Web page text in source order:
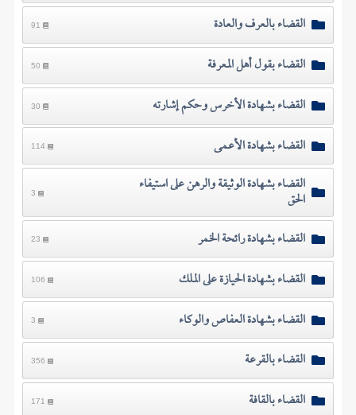
القضاء بالعرف والعادة 91
القضاء بقول أهل المعرفة 50
القضاء بشهادة الأخرس وحكم إشارته 30
القضاء بشهادة الأعمى 114
القضاء بشهادة الوثيقة والرهن على استيفاء
الحق 3
القضاء بشهادة رائحة الخمر 23
القضاء بشهادة الحيازة على الملك 106
القضاء بشهادة العفاص والوكاء 3
القضاء بالقرعة 356
القضاء بالقافة 171